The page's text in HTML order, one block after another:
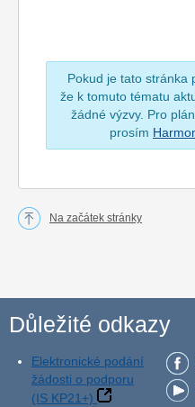
Pokud je tato stránka
že k tomuto tématu
žádné výzvy. Pro
prosím
Na začátek stránky
Důležité odkazy
Elektronické podání
žádosti o podporu
(IS KP21+)